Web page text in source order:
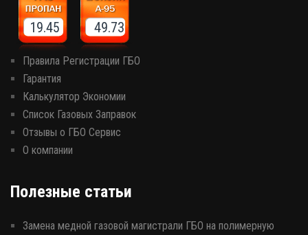
19.45 49.73
Правила Регистрации ГБО
Гарантия
Калькулятор Экономии
Список Газовых Заправок
Отзывы о ГБО Сервис
О компании
Полезные статьи
Замена медной газовой магистрали ГБО на полимерную